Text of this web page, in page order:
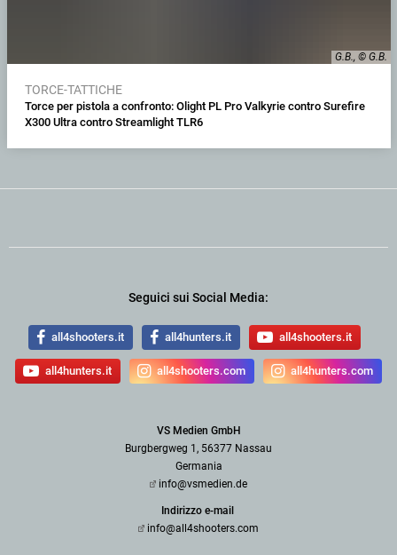
G.B., © G.B.
TORCE-TATTICHE
Torce per pistola a confronto: Olight PL Pro Valkyrie contro Surefire
X300 Ultra contro Streamlight TLR6
Seguici sui Social Media:
all4shooters.it all4hunters.it all4shooters.it
all4hunters.it all4shooters.com all4hunters.com
VS Medien GmbH
Burgbergweg 1, 56377 Nassau
Germania
info@vsmedien.de
Indirizzo e-mail
info@all4shooters.com